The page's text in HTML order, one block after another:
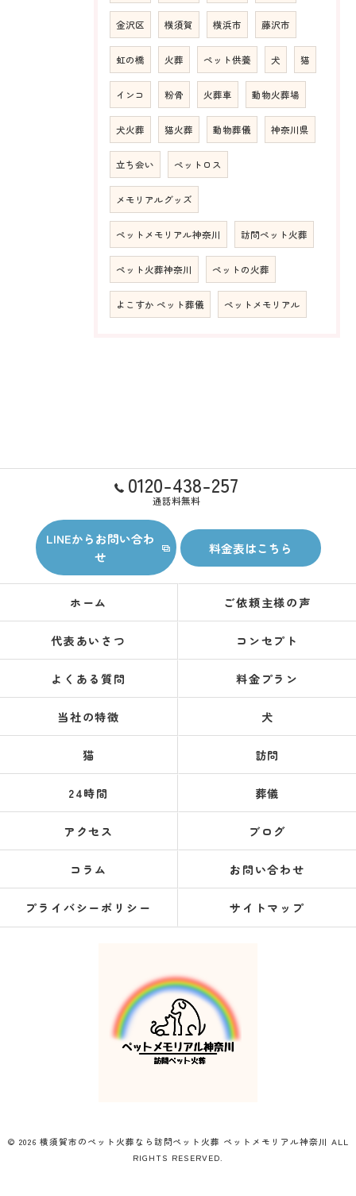
金沢区 横須賀 横浜市 藤沢市
虹の橋 火葬 ペット供養 犬 猫
インコ 粉骨 火葬車 動物火葬場
犬火葬 猫火葬 動物葬儀 神奈川県
立ち会い ペットロス
メモリアルグッズ
ペットメモリアル神奈川 訪問ペット火葬
ペット火葬神奈川 ペットの火葬
よこすか ペット葬儀 ペットメモリアル
0120-438-257
通話料無料
LINEからお問い合わ
せ
料金表はこちら
ホーム ご依頼主様の声
代表あいさつ コンセプト
よくある質問 料金プラン
当社の特徴 犬
猫 訪問
24時間 葬儀
アクセス ブログ
コラム お問い合わせ
プライバシーポリシー サイトマップ
© 2026 横須賀市のペット火葬なら訪問ペット火葬 ペットメモリアル神奈川 ALL
RIGHTS RESERVED.